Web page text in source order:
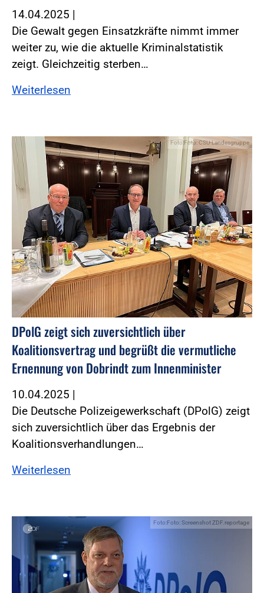
14.04.2025 |
Die Gewalt gegen Einsatzkräfte nimmt immer
weiter zu, wie die aktuelle Kriminalstatistik
zeigt. Gleichzeitig sterben…
Weiterlesen
Foto:Foto: CSU-Landesgruppe
DPolG zeigt sich zuversichtlich über
Koalitionsvertrag und begrüßt die vermutliche
Ernennung von Dobrindt zum Innenminister
10.04.2025 |
Die Deutsche Polizeigewerkschaft (DPolG) zeigt
sich zuversichtlich über das Ergebnis der
Koalitionsverhandlungen…
Weiterlesen
Foto:Foto: Screenshot ZDF.reportage